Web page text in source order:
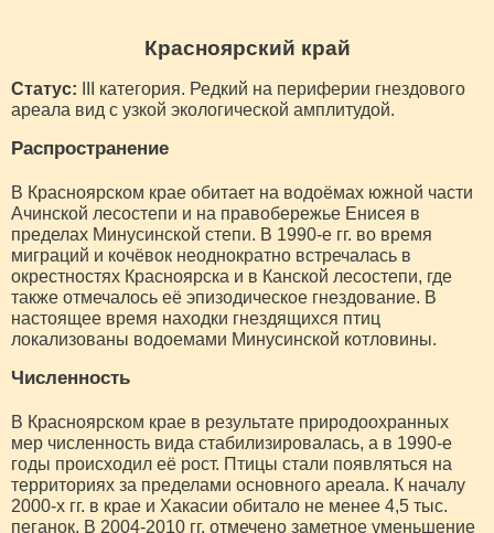
Красноярский край
Статус: III категория. Редкий на периферии гнездового
ареала вид с узкой экологической амплитудой.
Распространение
В Красноярском крае обитает на водоёмах южной части
Ачинской лесостепи и на правобережье Енисея в
пределах Минусинской степи. В 1990-е гг. во время
миграций и кочёвок неоднократно встречалась в
окрестностях Красноярска и в Канской лесостепи, где
также отмечалось её эпизодическое гнездование. В
настоящее время находки гнездящихся птиц
локализованы водоемами Минусинской котловины.
Численность
В Красноярском крае в результате природоохранных
мер численность вида стабилизировалась, а в 1990-е
годы происходил её рост. Птицы стали появляться на
территориях за пределами основного ареала. К началу
2000-х гг. в крае и Хакасии обитало не менее 4,5 тыс.
пеганок. В 2004-2010 гг. отмечено заметное уменьшение